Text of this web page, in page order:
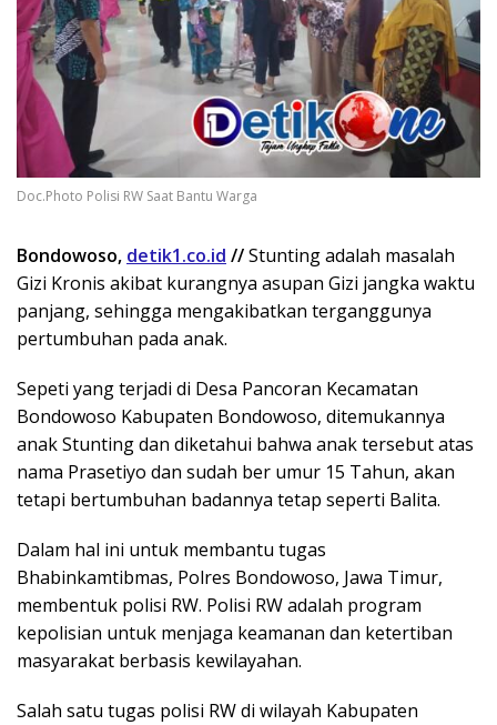
Doc.Photo Polisi RW Saat Bantu Warga
Bondowoso, detik1.co.id //Stunting adalah masalah
Gizi Kronis akibat kurangnya asupan Gizi jangka waktu
panjang, sehingga mengakibatkan terganggunya
pertumbuhan pada anak.
Sepeti yang terjadi di Desa Pancoran Kecamatan
Bondowoso Kabupaten Bondowoso, ditemukannya
anak Stunting dan diketahui bahwa anak tersebut atas
nama Prasetiyo dan sudah ber umur 15 Tahun, akan
tetapi bertumbuhan badannya tetap seperti Balita.
Dalam hal ini untuk membantu tugas
Bhabinkamtibmas, Polres Bondowoso, Jawa Timur,
membentuk polisi RW. Polisi RW adalah program
kepolisian untuk menjaga keamanan dan ketertiban
masyarakat berbasis kewilayahan.
Salah satu tugas polisi RW di wilayah Kabupaten